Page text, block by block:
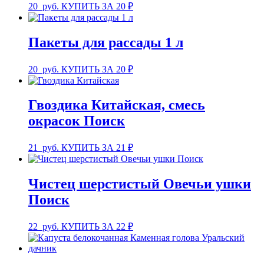
20 руб. КУПИТЬ ЗА 20 ₽
Пакеты для рассады 1 л
20 руб. КУПИТЬ ЗА 20 ₽
Гвоздика Китайская, смесь
окрасок Поиск
21 руб. КУПИТЬ ЗА 21 ₽
Чистец шерстистый Овечьи ушки
Поиск
22 руб. КУПИТЬ ЗА 22 ₽